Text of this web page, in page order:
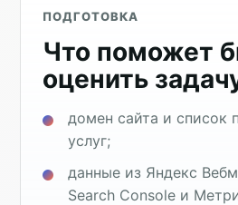
ПОДГОТОВКА
Что поможет
оценить
домен сайта и список
услуг;
данные из Яндекс
Search Console и